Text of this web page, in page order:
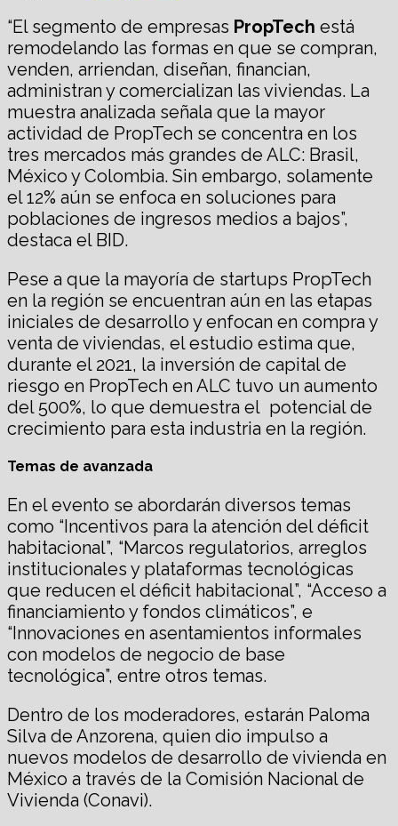
“El segmento de empresas PropTech está
remodelando las formas en que se compran,
venden, arriendan, diseñan, financian,
administran y comercializan las viviendas. La
muestra analizada señala que la mayor
actividad de PropTech se concentra en los
tres mercados más grandes de ALC: Brasil,
México y Colombia. Sin embargo, solamente
el 12% aún se enfoca en soluciones para
poblaciones de ingresos medios a bajos”,
destaca el BID.
Pese a que la mayoría de startups PropTech
en la región se encuentran aún en las etapas
iniciales de desarrollo y enfocan en compra y
venta de viviendas, el estudio estima que,
durante el 2021, la inversión de capital de
riesgo en PropTech en ALC tuvo un aumento
del 500%, lo que demuestra el potencial de
crecimiento para esta industria en la región.
Temas de avanzada
En el evento se abordarán diversos temas
como “Incentivos para la atención del déficit
habitacional”, “Marcos regulatorios, arreglos
institucionales y plataformas tecnológicas
que reducen el déficit habitacional”, “Acceso a
financiamiento y fondos climáticos”, e
“Innovaciones en asentamientos informales
con modelos de negocio de base
tecnológica”, entre otros temas.
Dentro de los moderadores, estarán Paloma
Silva de Anzorena, quien dio impulso a
nuevos modelos de desarrollo de vivienda en
México a través de la Comisión Nacional de
Vivienda (Conavi).